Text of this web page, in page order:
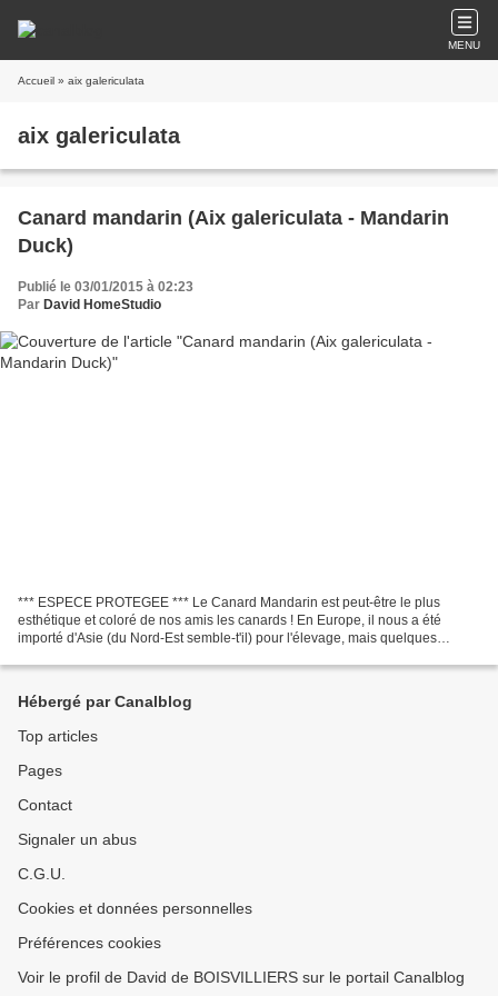
MENU
Accueil » aix galericulata
aix galericulata
Canard mandarin (Aix galericulata - Mandarin
Duck)
Publié le 03/01/2015 à 02:23
Par David HomeStudio
*** ESPECE PROTEGEE *** Le Canard Mandarin est peut-être le plus
esthétique et coloré de nos amis les canards ! En Europe, il nous a été
importé d'Asie (du Nord-Est semble-t'il) pour l'élevage, mais quelques
Hébergé par Canalblog
Top articles
Pages
Contact
Signaler un abus
C.G.U.
Cookies et données personnelles
Préférences cookies
Voir le profil de David de BOISVILLIERS sur le portail Canalblog